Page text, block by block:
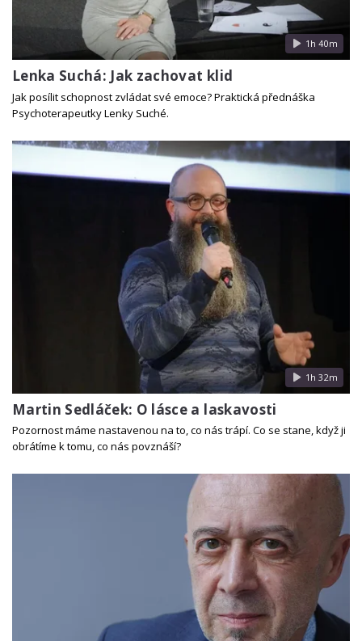
1h 40m
Lenka Suchá: Jak zachovat klid
Jak posílit schopnost zvládat své emoce? Praktická přednáška
Psychoterapeutky Lenky Suché.
1h 32m
Martin Sedláček: O lásce a laskavosti
Pozornost máme nastavenou na to, co nás trápí. Co se stane, když ji
obrátíme k tomu, co nás povznáší?